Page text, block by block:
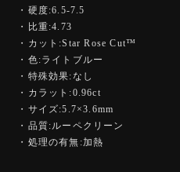
・硬度:6.5-7.5
・比重:4.73
・カット:Star Rose Cut™️
・色:ライトブルー
・特殊効果:なし
・カラット:0.96ct
・サイズ:5.7×3.6mm
・品質:ルーペクリーン
・処理の有無:加熱